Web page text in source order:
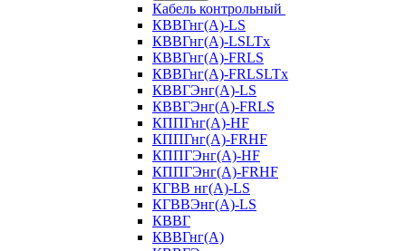
Кабель контрольный
КВВГнг(А)-LS
КВВГнг(А)-LSLTx
КВВГнг(А)-FRLS
КВВГнг(А)-FRLSLTx
КВВГЭнг(А)-LS
КВВГЭнг(А)-FRLS
КППГнг(А)-HF
КППГнг(А)-FRHF
КППГЭнг(А)-HF
КППГЭнг(А)-FRHF
КГВВ нг(А)-LS
КГВВЭнг(А)-LS
КВВГ
КВВГнг(А)